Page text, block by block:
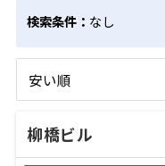
検索条件： なし
柳橋ビル